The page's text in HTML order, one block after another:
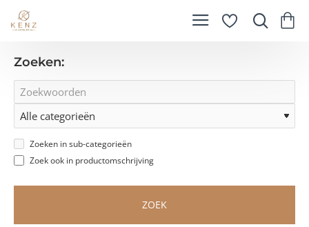
Zoeken:
Zoeken in sub-categorieën
Zoek ook in productomschrijving
ZOEK